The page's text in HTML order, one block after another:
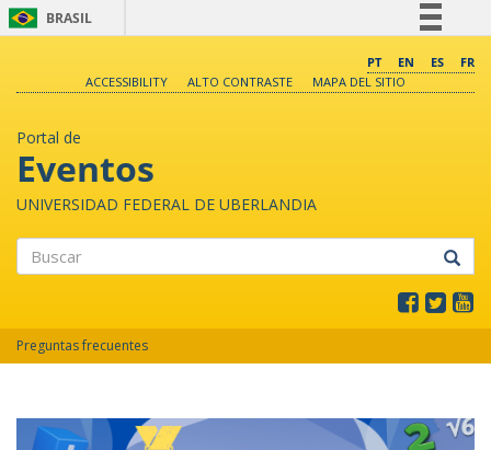
BRASIL
Comunica BR
PT EN ES
FR
ACCESSIBILITY
ALTO CONTRASTE MAPA DEL SITIO
Portal de
Eventos
UNIVERSIDAD FEDERAL DE UBERLANDIA
Preguntas frecuentes